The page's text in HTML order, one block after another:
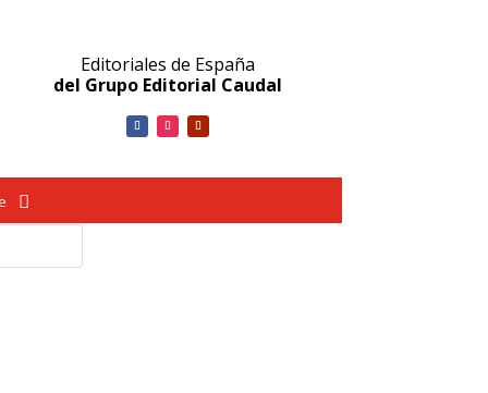
Editoriales de España
del Grupo Editorial Caudal